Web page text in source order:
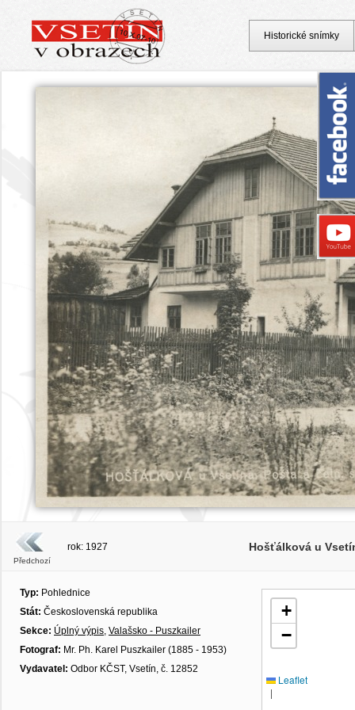
Předchozí
rok: 1927 Hošťálková u
Typ: Pohlednice
Stát: Československá republika
Sekce: Úplný výpis, Valašsko - Puszkailer
Fotograf: Mr. Ph. Karel Puszkailer (1885 - 1953)
Vydavatel: Odbor KČST, Vsetín, č. 12852
+
−
Leaflet
|
Historické snímky